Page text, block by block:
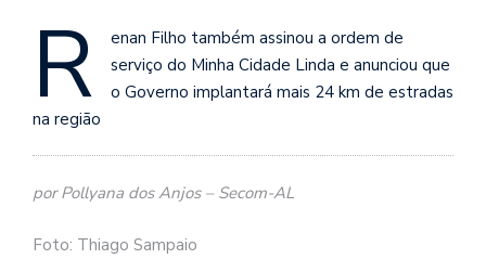
R
enan Filho também assinou a ordem de
serviço do Minha Cidade Linda e anunciou que
o Governo implantará mais 24 km de estradas
na região
por Pollyana dos Anjos – Secom-AL
Foto: Thiago Sampaio